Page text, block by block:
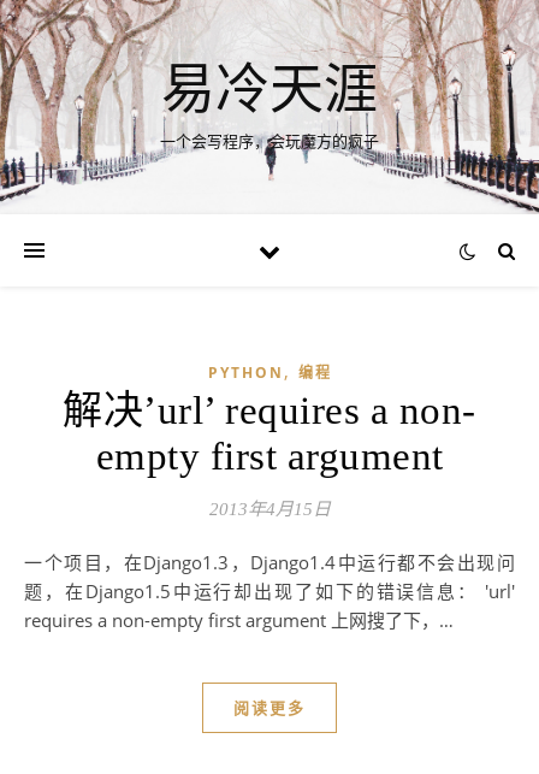
易冷天涯
一个会写程序，会玩魔方的疯子
PYTHON , 编程
解决’url’ requires a non-
empty first argument
2013年4月15日
一个项目，在Django1.3，Django1.4中运行都不会出现问
题，在Django1.5中运行却出现了如下的错误信息： 'url'
requires a non-empty first argument 上网搜了下，…
阅读更多